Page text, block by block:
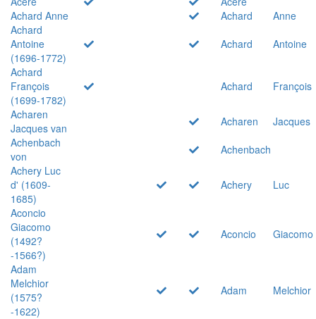
Achard Anne
Achard
Anne
Achard
Antoine
(1696-1772)
Achard
Antoine
Achard
François
(1699-1782)
Achard
François
Acharen
Jacques van
Acharen
Jacques
Achenbach
von
Achenbach
Achery Luc
d' (1609-
1685)
Achery
Luc
Aconcio
Giacomo
(1492?
-1566?)
Aconcio Giacomo
Adam
Melchior
(1575?
-1622)
Adam Melchior